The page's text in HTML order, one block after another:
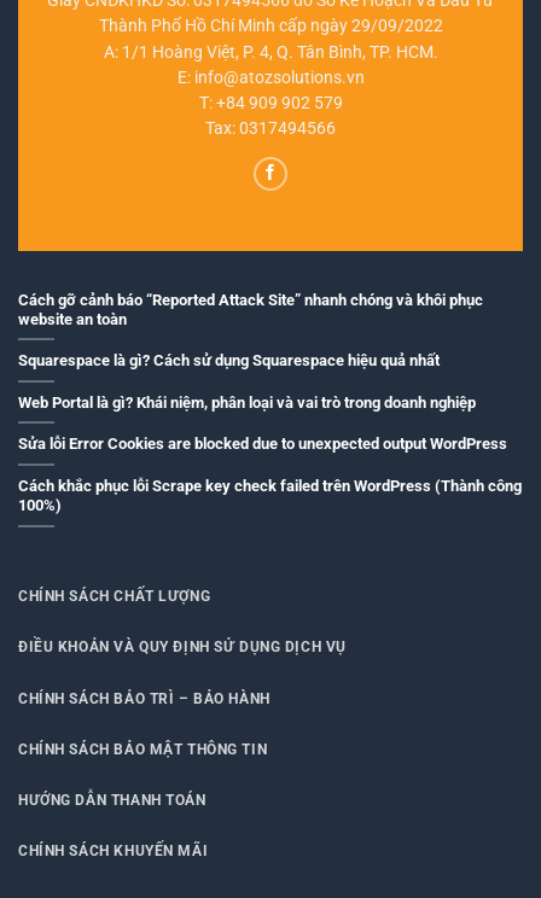
Thành Phố Hồ Chí Minh cấp ngày 29/09/2022
A: 1/1 Hoàng Việt, P. 4, Q. Tân Bình, TP. HCM.
E: info@atozsolutions.vn
T:+84 909 902 579
Tax: 0317494566
Cách gỡ cảnh báo “Reported Attack Site” nhanh chóng và khôi phục
website an toàn
Squarespace là gì? Cách sử dụng Squarespace hiệu quả nhất
Web Portal là gì? Khái niệm, phân loại và vai trò trong doanh nghiệp
Sửa lỗi Error Cookies are blocked due to unexpected output WordPress
Cách khắc phục lỗi Scrape key check failed trên WordPress (Thành công
100%)
CHÍNH SÁCH CHẤT LƯỢNG
ĐIỀU KHOẢN VÀ QUY ĐỊNH SỬ DỤNG DỊCH VỤ
CHÍNH SÁCH BẢO TRÌ – BẢO HÀNH
CHÍNH SÁCH BẢO MẬT THÔNG TIN
HƯỚNG DẪN THANH TOÁN
CHÍNH SÁCH KHUYẾN MÃI